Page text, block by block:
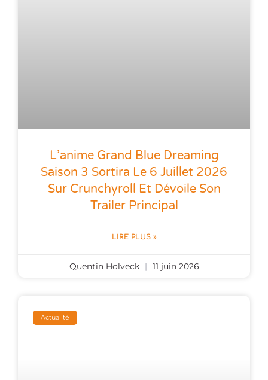
L’anime Grand Blue Dreaming
Saison 3 Sortira Le 6 Juillet 2026
Sur Crunchyroll Et Dévoile Son
Trailer Principal
LIRE PLUS »
Quentin Holveck 11 juin 2026
Actualité